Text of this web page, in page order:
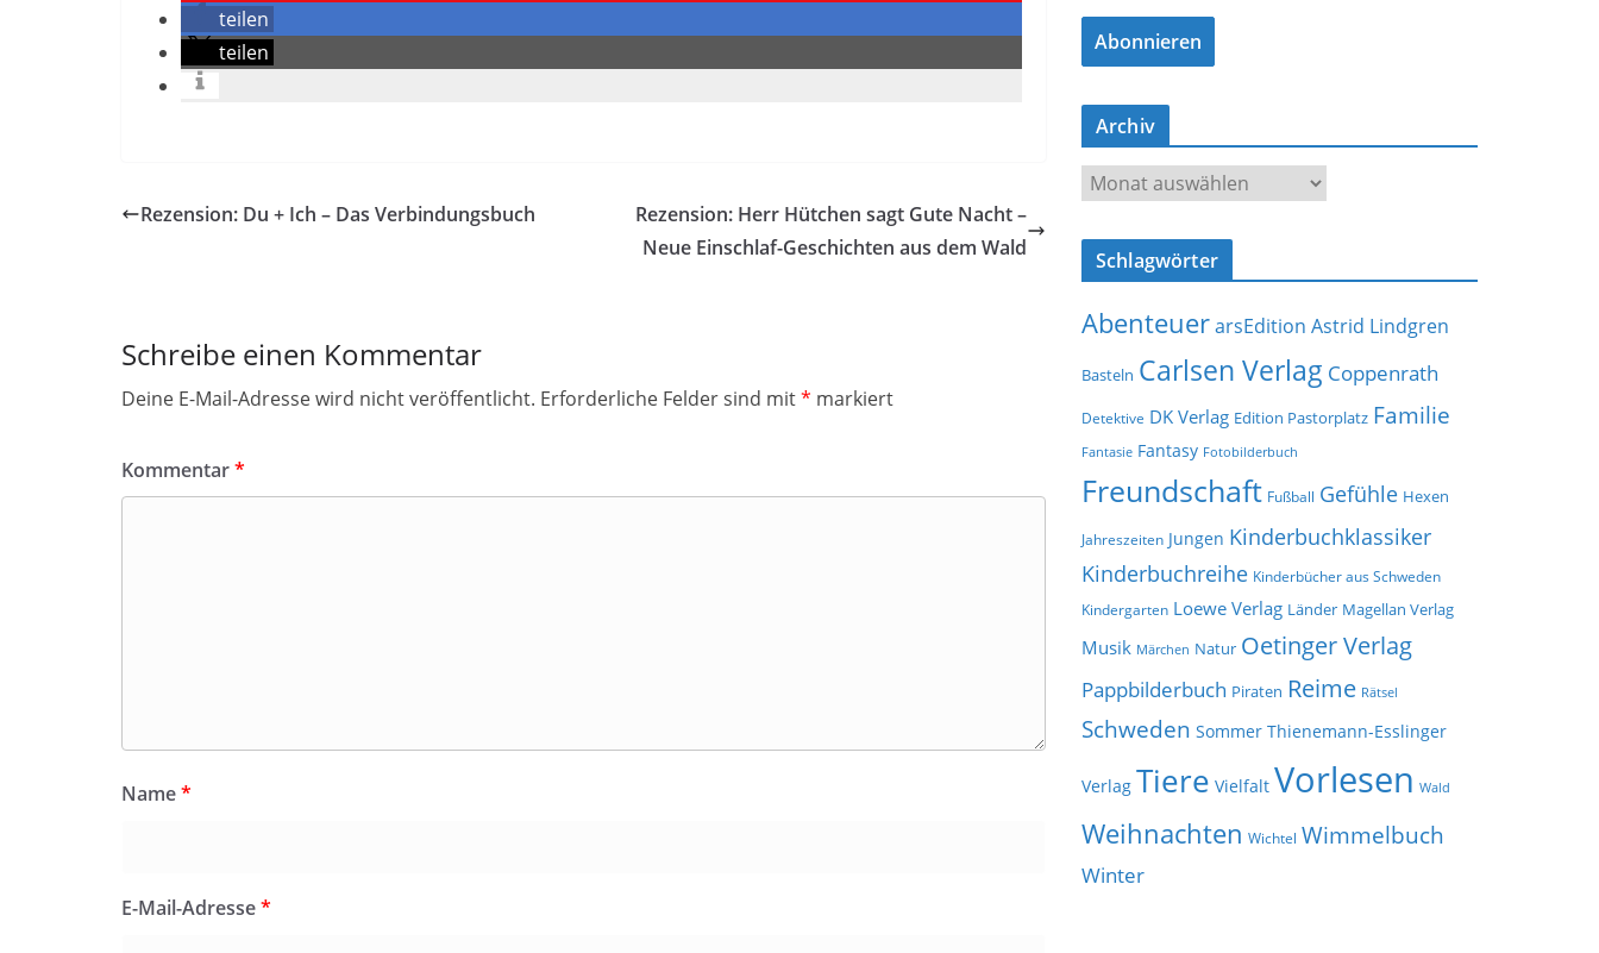
teilen
teilen
Rezension: Du + Ich – Das Verbindungsbuch
Rezension: Herr Hütchen sagt Gute Nacht –
Neue Einschlaf-Geschichten aus dem Wald
Schreibe einen Kommentar
Deine E-Mail-Adresse wird nicht veröffentlicht. Erforderliche Felder sind mit* markiert
Kommentar*
Name*
E-Mail-Adresse*
a
l
-
d
s
e
Abonnieren
Archiv
r
c
v
Schlagwörter
AbenteuerarsEdition Astrid Lindgren
Basteln Carlsen Verlag Coppenrath
Detektive DK Verlag Edition Pastorplatz Familie
Fantasie Fantasy Fotobilderbuch
Freundschaft Fußball Gefühle Hexen
Jahreszeiten Jungen Kinderbuchklassiker
Kinderbuchreihe Kinderbücher aus Schweden
Kindergarten Loewe Verlag Länder Magellan Verlag
Musik Märchen Natur Oetinger Verlag
Pappbilderbuch Piraten Reime Rätsel
Schweden Sommer Thienemann-Esslinger
Verlag Tiere Vielfalt Vorlesen Wald
Weihnachten Wichtel Wimmelbuch
Winter